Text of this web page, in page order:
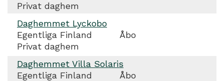
Privat daghem
Daghemmet Lyckobo
Egentliga Finland
Åbo
Privat daghem
Daghemmet Villa Solaris
Egentliga Finland
Åbo